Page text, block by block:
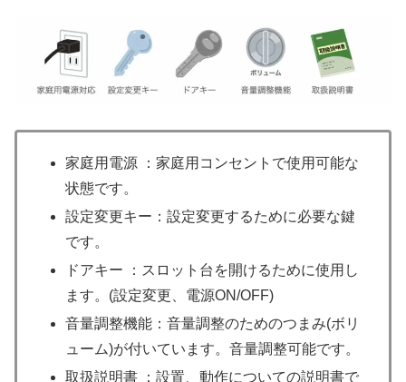
家庭用電源 ：家庭用コンセントで使用可能な
状態です。
設定変更キー：設定変更するために必要な鍵
です。
ドアキー ：スロット台を開けるために使用し
ます。(設定変更、電源ON/OFF)
音量調整機能：音量調整のためのつまみ(ボリ
ューム)が付いています。音量調整可能です。
取扱説明書 ：設置、動作についての説明書で